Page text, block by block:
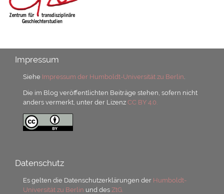
Impressum
Siehe Impressum der Humboldt-Universität zu Berlin
Die im Blog veröffentlichten Beiträge stehen, sofern nicht
anders vermerkt, unter der LizenzCC BY 4.0.
Datenschutz
Es gelten die Datenschutzerklärungen der Humboldt-
Universität zu Berlin und desZtG.